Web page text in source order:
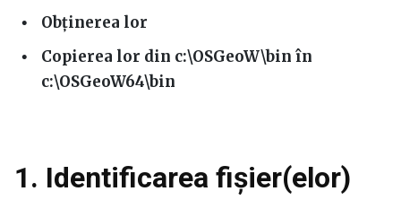
Obținerea lor
Copierea lor din c:\OSGeoW\bin în
c:\OSGeoW64\bin
1. Identificarea fișier(elor)